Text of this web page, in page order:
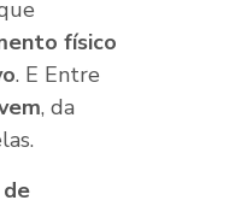
que
físico
. E Entre
, da